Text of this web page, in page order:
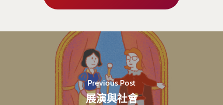
Previous Post
展演與社會